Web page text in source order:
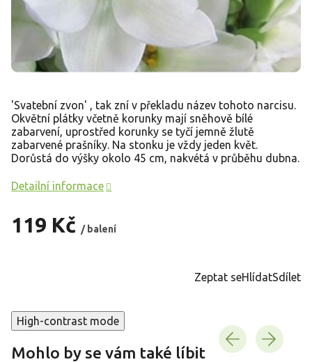
119 Kč / balení
'Svatební zvon' , tak zní v překladu název tohoto narcisu.
Okvětní plátky včetně korunky mají sněhově bílé
zabarvení, uprostřed korunky se tyčí jemně žlutě
zabarvené prašníky. Na stonku je vždy jeden květ.
Dorůstá do výšky okolo 45 cm, nakvétá v průběhu dubna.
Detailní informace
Zeptat seHlídatSdílet
High-contrast mode
Mohlo by se vám také líbit